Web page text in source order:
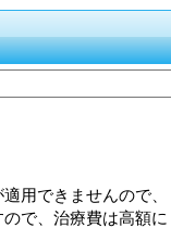
適用できませんので、
で、治療費は高額に